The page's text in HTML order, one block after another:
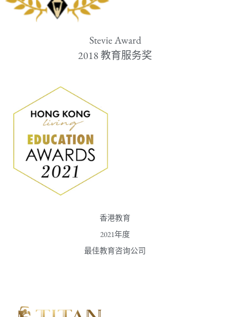
Stevie Award
​2018 教育服务奖
香港教育
2021年度
最佳教育咨询公司